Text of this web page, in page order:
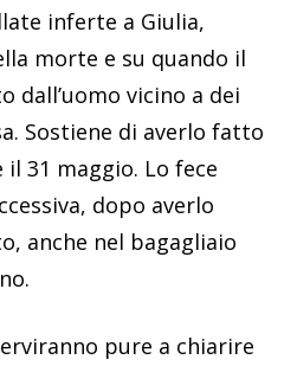
inferte a Giulia,
morte e su quando il
vicino a dei
Sostiene di averlo fatto
31 maggio. Lo fece
dopo averlo
anche nel bagagliaio
pure a chiarire